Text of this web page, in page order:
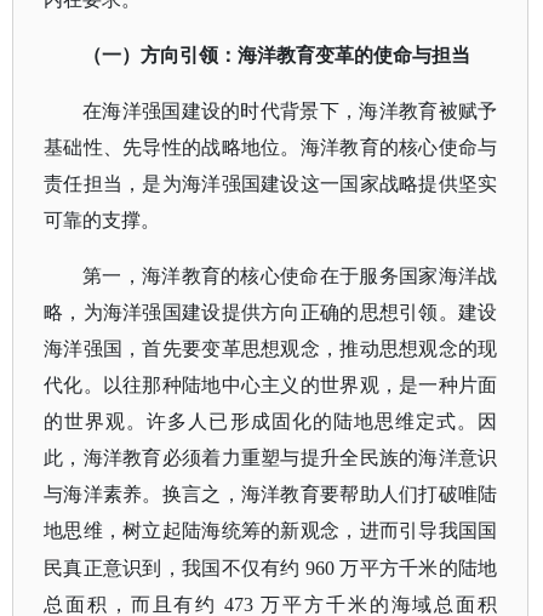
（一）方向引领：海洋教育变革的使命与担当
在海洋强国建设的时代背景下，海洋教育被赋予
基础性、先导性的战略地位。海洋教育的核心使命与
责任担当，是为海洋强国建设这一国家战略提供坚实
可靠的支撑。
第一，海洋教育的核心使命在于服务国家海洋战
略，为海洋强国建设提供方向正确的思想引领。建设
海洋强国，首先要变革思想观念，推动思想观念的现
代化。以往那种陆地中心主义的世界观，是一种片面
的世界观。许多人已形成固化的陆地思维定式。因
此，海洋教育必须着力重塑与提升全民族的海洋意识
与海洋素养。换言之，海洋教育要帮助人们打破唯陆
地思维，树立起陆海统筹的新观念，进而引导我国国
民真正意识到，我国不仅有约 960 万平方千米的陆地
总面积，而且有约 473 万平方千米的海域总面积